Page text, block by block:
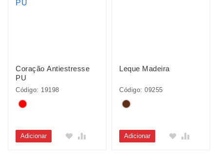
Coração Antiestresse
PU
Código: 19198
Adicionar
Leque Madeira
Código: 09255
Adicionar